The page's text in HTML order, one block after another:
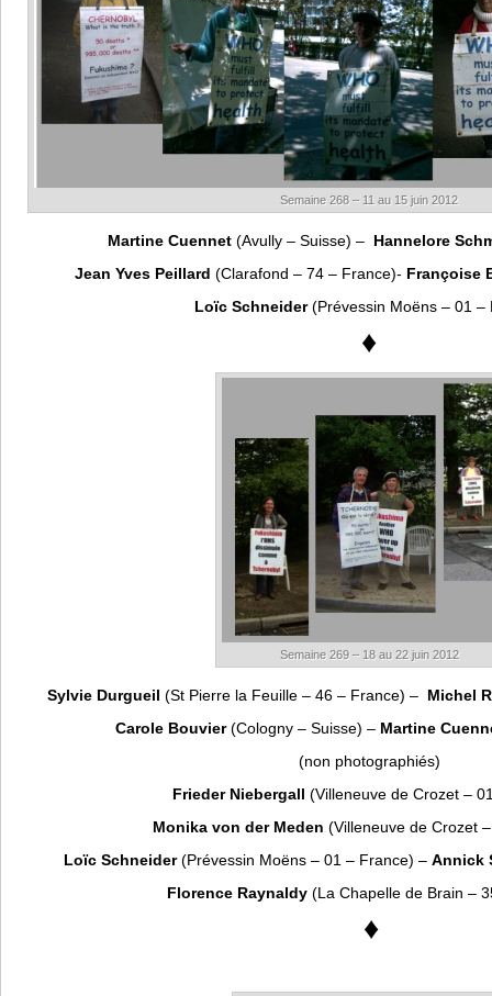
Semaine 268 – 11 au 15 juin 2012
Martine Cuennet (Avully – Suisse) – Hannelore
Jean Yves Peillard (Clarafond – 74 – France)- Françoise
Loïc Schneider(Prévessin Moëns – 01 –
♦
Semaine 269 – 18 au 22 juin 2012
Sylvie Durgueil (St Pierre la Feuille – 46 – France) – Michel
Carole Bouvier(Cologny – Suisse) – Martine
(non photographiés)
Frieder Niebergall (Villeneuve de Crozet –
Monika von der Meden (Villeneuve de Crozet
Loïc Schneider(Prévessin Moëns – 01 – France) – Annick
Florence Raynaldy (La Chapelle de Brain –
♦